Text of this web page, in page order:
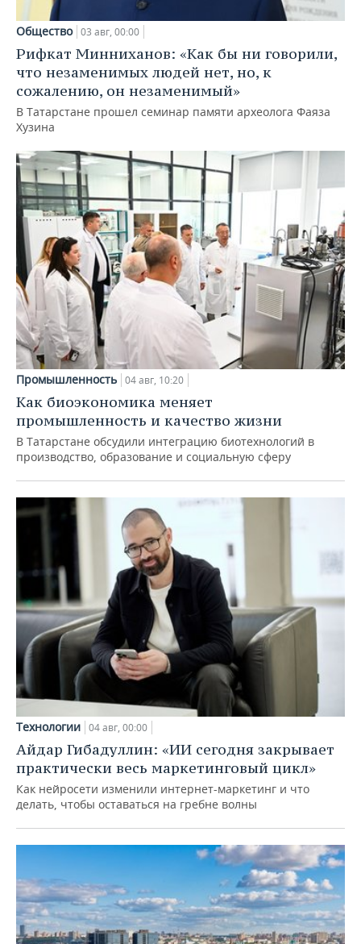
Общество 03 авг, 00:00
Рифкат Минниханов: «Как бы ни говорили,
что незаменимых людей нет, но, к
сожалению, он незаменимый»
В Татарстане прошел семинар памяти археолога Фаяза
Хузина
Промышленность 04 авг, 10:20
Как биоэкономика меняет
промышленность и качество жизни
В Татарстане обсудили интеграцию биотехнологий в
производство, образование и социальную сферу
Технологии 04 авг, 00:00
Айдар Гибадуллин: «ИИ сегодня закрывает
практически весь маркетинговый цикл»
Как нейросети изменили интернет-маркетинг и что
делать, чтобы оставаться на гребне волны